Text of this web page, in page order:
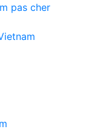
pas cher